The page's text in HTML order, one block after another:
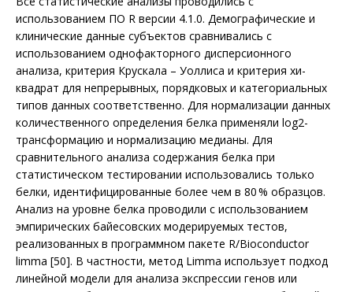
использованием ПО R версии 4.1.0. Демографические и
клинические данные субъектов сравнивались с
использованием однофакторного дисперсионного
анализа, критерия Крускала – Уоллиса и критерия хи-
квадрат для непрерывных, порядковых и категориальных
типов данных соответственно. Для нормализации данных
количественного определения белка применяли log2-
трансформацию и нормализацию медианы. Для
сравнительного анализа содержания белка при
статистическом тестировании использовались только
белки, идентифицированные более чем в 80 % образцов.
Анализ на уровне белка проводили с использованием
эмпирических байесовских модерируемых тестов,
реализованных в программном пакете R/Bioconductor
limma [50]. В частности, метод Limma использует подход
линейной модели для анализа экспрессии генов или